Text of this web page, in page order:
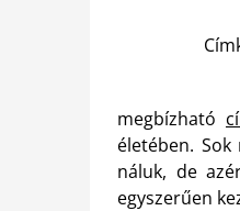
megbízható
életében.
náluk, de
egyszerűen